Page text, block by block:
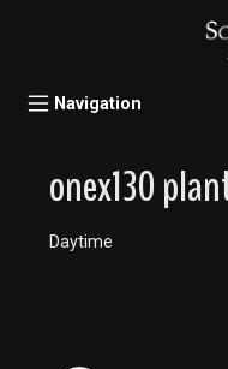
Navigation
onex130
Daytime